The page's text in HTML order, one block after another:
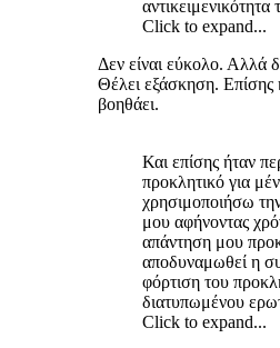
αντικειμενικότητα
Click to expand...
Δεν είναι εύκολο. Αλλά
Θέλει εξάσκηση.
βοηθάει.
Και επίσης ήταν
προκλητικό για
χρησιμοποιήσω
μου αφήνοντας
απάντηση μου
αποδυναμωθεί η
φόρτιση του
διατυπωμένου
Click to expand...